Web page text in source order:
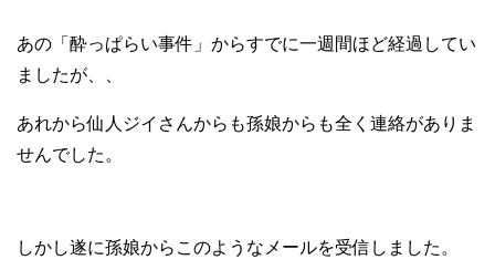
あの「酔っぱらい事件」からすでに一週間ほど経過してい
ましたが、、
あれから仙人ジイさんからも孫娘からも全く連絡がありま
せんでした。
しかし遂に孫娘からこのようなメールを受信しました。